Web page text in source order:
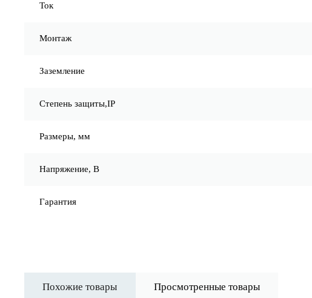
Ток
Монтаж
Заземление
Степень защиты,IP
Размеры, мм
Напряжение, В
Гарантия
Похожие товары Просмотренные товары